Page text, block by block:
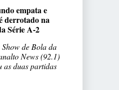
empata e
derrotado na
Série A-2
de Bola da
News (92.1)
as duas partidas